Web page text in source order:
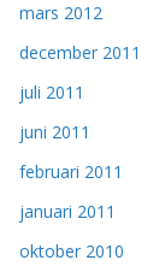
mars 2012
december 2011
juli 2011
juni 2011
februari 2011
januari 2011
oktober 2010